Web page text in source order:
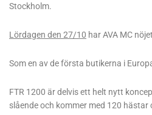
Stockholm.
Lördagen den 27/10 har AVA MC
Som en av de första butikerna i
FTR 1200 är delvis ett helt nytt
slående och kommer med 120